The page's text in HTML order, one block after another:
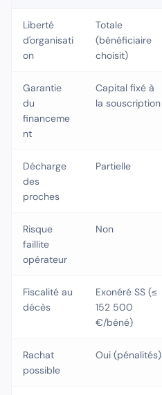
Liberté
d'organisati
on
Totale
(bénéficiaire
choisit)
Garantie
du
financeme
nt
Capital fixé à
la souscription
Décharge
des
proches
Partielle
Risque
faillite
opérateur
Non
Fiscalité au
décès
Exonéré SS (≤
152 500
€/béné)
Rachat
possible
Oui (pénalités)